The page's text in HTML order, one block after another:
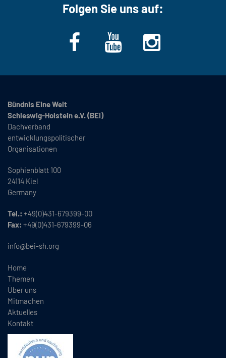
Folgen Sie uns auf:
Bündnis Eine Welt
Schleswig-Holstein e.V. (BEI)
Dachverband
entwicklungspolitischer
Organisationen
Sophienblatt 100
24114 Kiel
Germany
Tel.: +49(0)431-679399-00
Fax: +49(0)431-679399-06
info@bei-sh.org
Home
Themen
Über uns
Mitmachen
Aktuelles
Kontakt